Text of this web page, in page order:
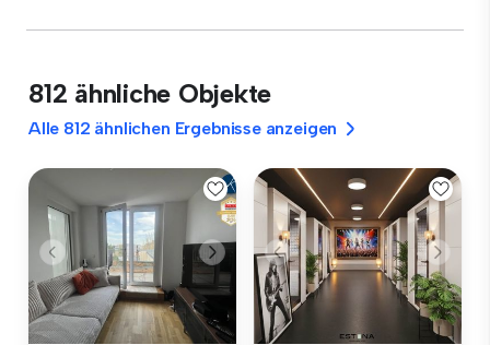
812 ähnliche Objekte
Alle 812 ähnlichen Ergebnisse anzeigen